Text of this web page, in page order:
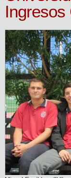
Ingresos